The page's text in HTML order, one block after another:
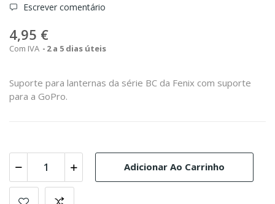
Escrever comentário
4,95 €
Com IVA 2 a 5 dias úteis
Suporte para lanternas da série BC da Fenix com suporte
para a GoPro.
Adicionar Ao Carrinho